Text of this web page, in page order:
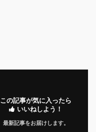
この記事が気に入ったら
いいねしよう！
最新記事をお届けします。